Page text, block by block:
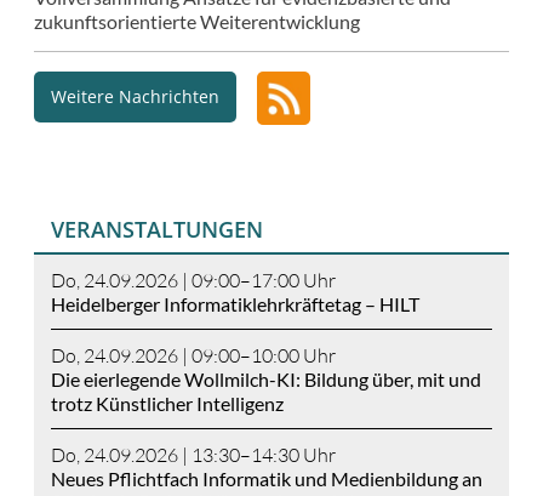
zukunftsorientierte Weiterentwicklung
Weitere Nachrichten
VERANSTALTUNGEN
Do, 24.09.2026 | 09:00–17:00 Uhr
Heidelberger Informatiklehrkräftetag – HILT
Do, 24.09.2026 | 09:00–10:00 Uhr
Die eierlegende Wollmilch-KI: Bildung über, mit und
trotz Künstlicher Intelligenz
Do, 24.09.2026 | 13:30–14:30 Uhr
Neues Pflichtfach Informatik und Medienbildung an